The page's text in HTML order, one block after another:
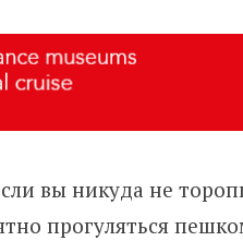
вы никуда не
прогуляться